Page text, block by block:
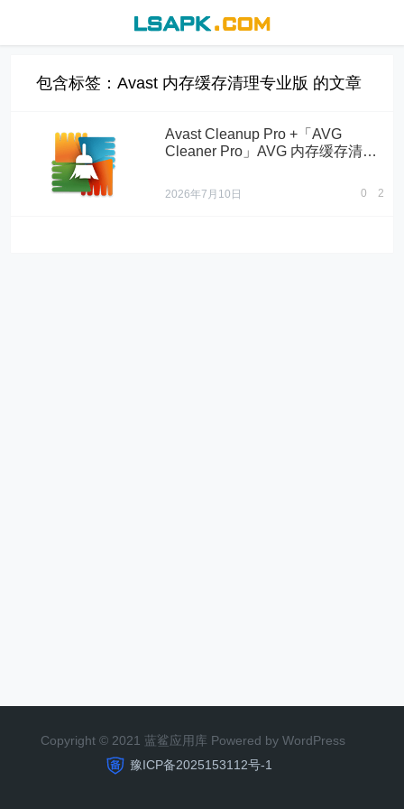
包含标签：Avast 内存缓存清理专业版 的文章
Avast Cleanup Pro +「AVG
Cleaner Pro」AVG 内存缓存清理
2026年7月10日 0 2
Copyright © 2021 蓝鲨应用库 Powered by WordPress
豫ICP备2025153112号-1